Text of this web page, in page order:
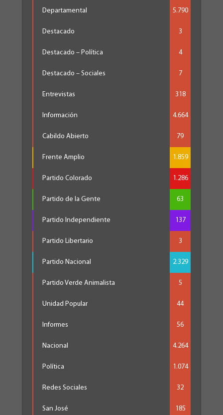
Departamental 5.790
Destacado 3
Destacado – Política 4
Destacado – Sociales 7
Entrevistas 318
Información 4.664
Cabildo Abierto 79
Frente Amplio 1.859
Partido Colorado 1.286
Partido de la Gente 63
Partido Independiente 137
Partido Libertario 3
Partido Nacional 2.329
Partido Verde Animalista 5
Unidad Popular 44
Informes 56
Nacional 4.264
Política 1.074
Redes Sociales 32
San José 185